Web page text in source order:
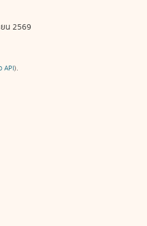
น 2569
API).